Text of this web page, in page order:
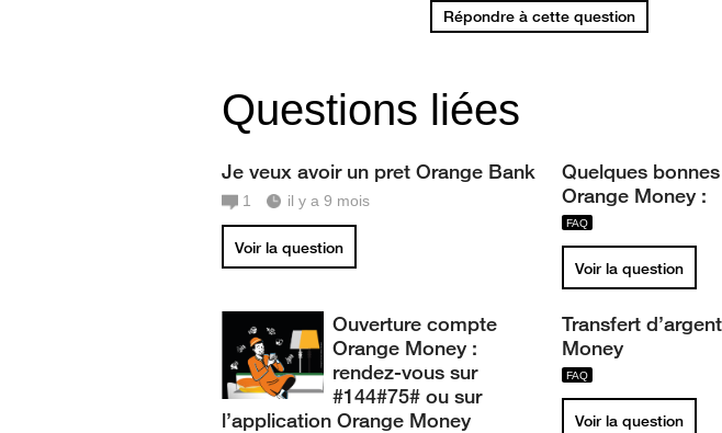
Répondre à cette question
Questions liées
Je veux avoir un pret Orange Bank
1 il y a 9 mois
Voir la question
Quelques
Orange Money :
Voir la question
Ouverture compte
Orange Money :
rendez-vous sur
#144#75# ou sur
l’application Orange Money
Transfert
Money
Voir la question